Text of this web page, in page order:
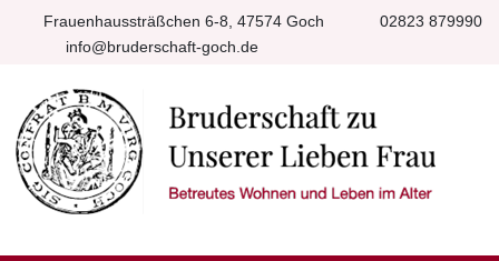
Frauenhaussträßchen 6-8, 47574 Goch
02823 879990
info@bruderschaft-goch.de